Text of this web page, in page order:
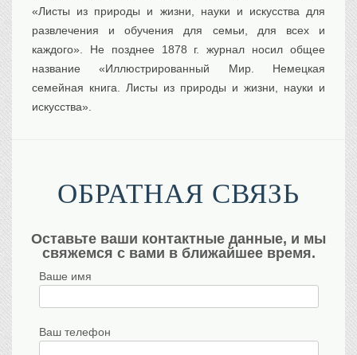
«Листы из природы и жизни, науки и искусства для
развлечения и обучения для семьи, для всех и
каждого». Не позднее 1878 г. журнал носил общее
название «Иллюстрированный Мир. Немецкая
семейная книга. Листы из природы и жизни, науки и
искусства».
ОБРАТНАЯ СВЯЗЬ
Оставьте ваши контактные данные, и мы
свяжемся с вами в ближайшее время.
Ваше имя
Ваш телефон